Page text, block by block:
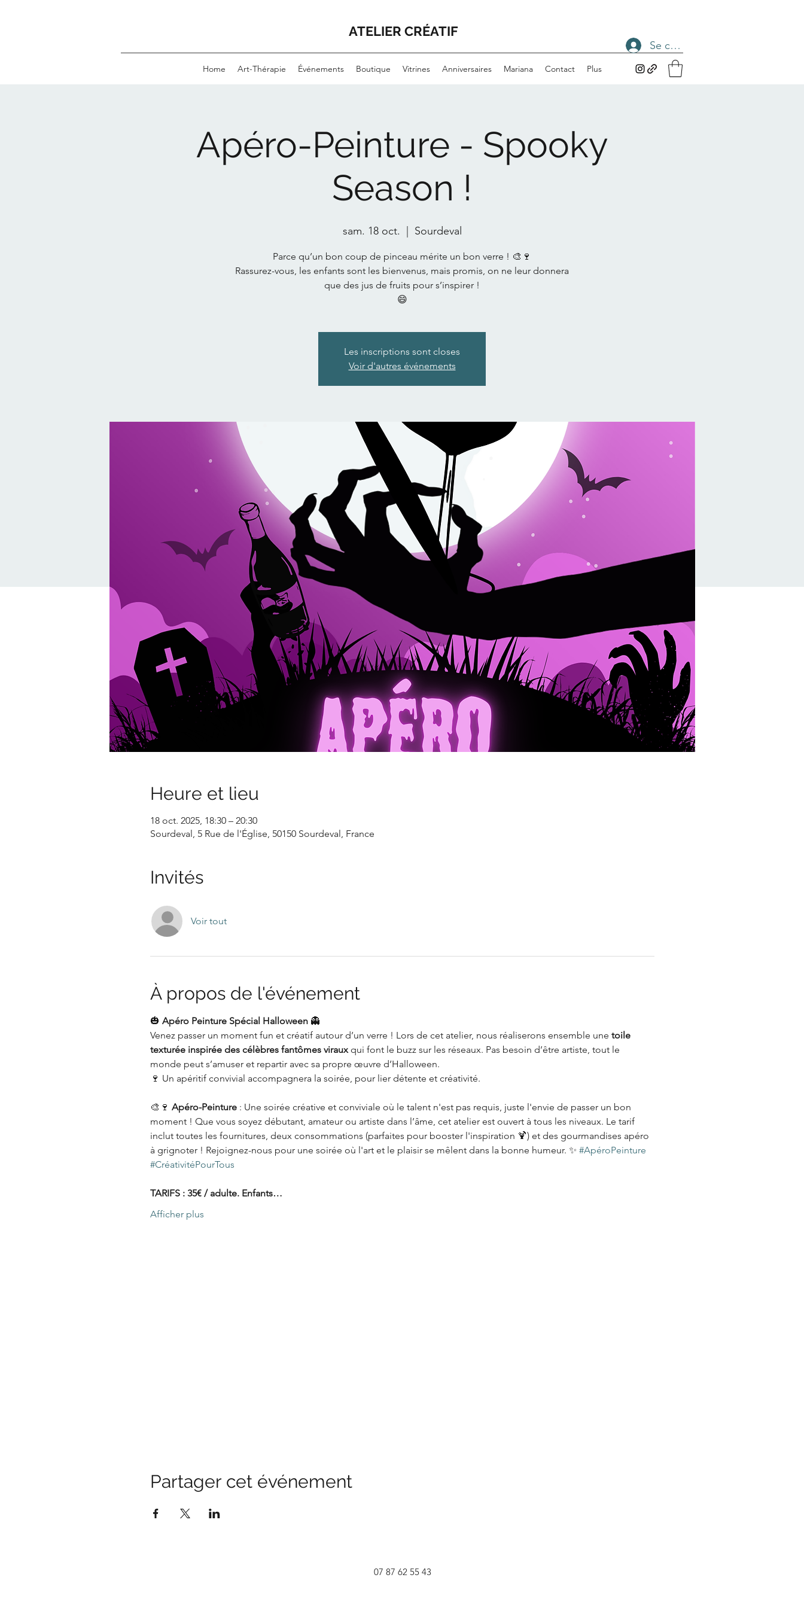
ATELIER CRÉATIF
Se connecter
Home Art-Thérapie Événements Boutique Vitrines Anniversaires Mariana Contact Plus
Apéro-Peinture - Spooky
Season !
sam. 18 oct.
  |
Sourdeval
Parce qu’un bon coup de pinceau mérite un bon verre ! 🎨🍷
Rassurez-vous, les enfants sont les bienvenus, mais promis, on ne leur donnera
que des jus de fruits pour s’inspirer !
😄
Les inscriptions sont closes
Voir d'autres événements
Heure et lieu
18 oct. 2025, 18:30 – 20:30
Sourdeval, 5 Rue de l'Église, 50150 Sourdeval, France
Invités
Voir tout
À propos de l'événement
🎃 Apéro Peinture Spécial Halloween 👻
Venez passer un moment fun et créatif autour d’un verre ! Lors de cet atelier, nous réaliserons ensemble une toile
texturée inspirée des célèbres fantômes viraux qui font le buzz sur les réseaux. Pas besoin d’être artiste, tout le
monde peut s’amuser et repartir avec sa propre œuvre d’Halloween.
🍷 Un apéritif convivial accompagnera la soirée, pour lier détente et créativité.
🎨🍷 Apéro-Peinture : Une soirée créative et conviviale où le talent n'est pas requis, juste l'envie de passer un bon
moment ! Que vous soyez débutant, amateur ou artiste dans l’âme, cet atelier est ouvert à tous les niveaux. Le tarif
inclut toutes les fournitures, deux consommations (parfaites pour booster l'inspiration 🍹) et des gourmandises apéro
à grignoter ! Rejoignez-nous pour une soirée où l'art et le plaisir se mêlent dans la bonne humeur. ✨ #ApéroPeinture
#CréativitéPourTous
TARIFS : 35€ / adulte. Enfants…
Afficher plus
Partager cet événement
07 87 62 55 43